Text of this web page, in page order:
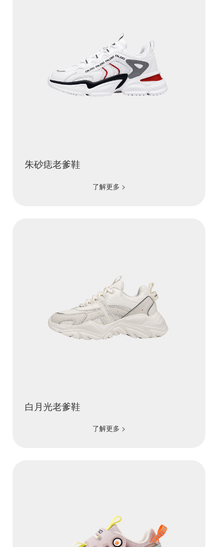
朱砂痣老爹鞋
了解更多 >
白月光老爹鞋
了解更多 >